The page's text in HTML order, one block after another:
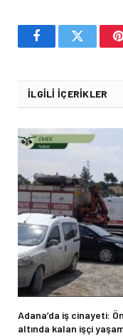
FacebookTwitter
İLGILI İÇERIKLER
Adana’da iş cinayeti:
altında kalan işçi